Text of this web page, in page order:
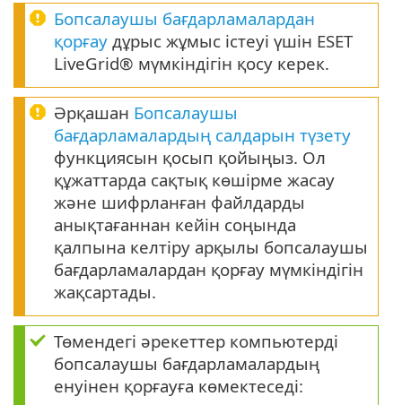
Бопсалаушы бағдарламалардан
қорғау дұрыс жұмыс істеуі үшін ESET
LiveGrid® мүмкіндігін қосу керек.
Әрқашан Бопсалаушы
бағдарламалардың салдарын түзету
функциясын қосып қойыңыз. Ол
құжаттарда сақтық көшірме жасау
және шифрланған файлдарды
анықтағаннан кейін соңында
қалпына келтіру арқылы бопсалаушы
бағдарламалардан қорғау мүмкіндігін
жақсартады.
Төмендегі әрекеттер компьютерді
бопсалаушы бағдарламалардың
енуінен қорғауға көмектеседі: